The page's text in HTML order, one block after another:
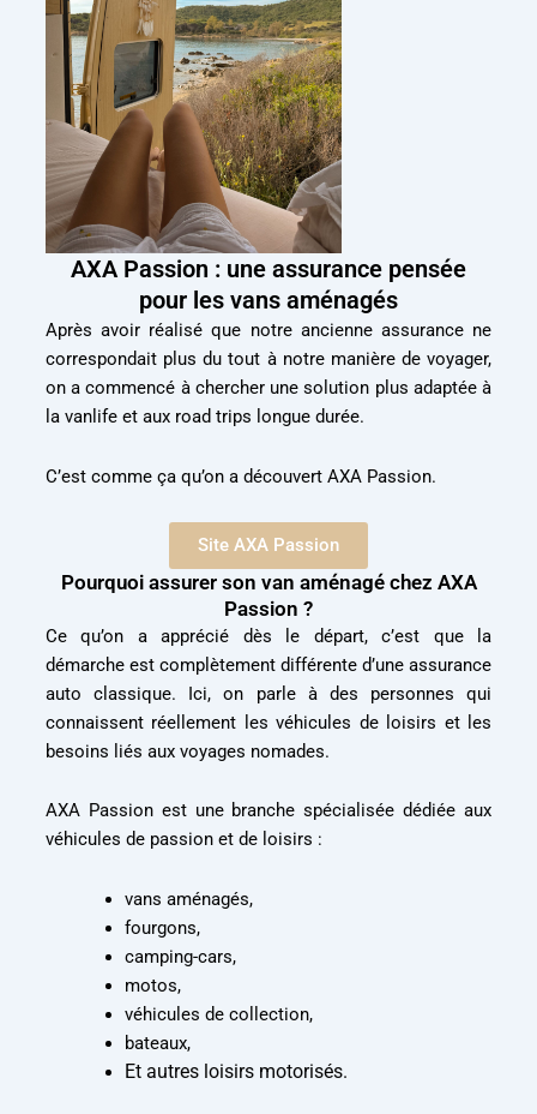
AXA Passion : une assurance pensée
pour les vans aménagés
Après avoir réalisé que notre ancienne assurance ne
correspondait plus du tout à notre manière de voyager,
on a commencé à chercher une solution plus adaptée à
la vanlife et aux road trips longue durée.
C’est comme ça qu’on a découvert AXA Passion.
Site AXA Passion
Pourquoi assurer son van aménagé chez AXA
Passion ?
Ce qu’on a apprécié dès le départ, c’est que la
démarche est complètement différente d’une assurance
auto classique. Ici, on parle à des personnes qui
connaissent réellement les véhicules de loisirs et les
besoins liés aux voyages nomades.
AXA Passion est une branche spécialisée dédiée aux
véhicules de passion et de loisirs :
vans aménagés,
fourgons,
camping-cars,
motos,
véhicules de collection,
bateaux,
Et autres loisirs motorisés.